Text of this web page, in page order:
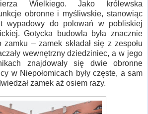
Wielkiego. Jako królewska
obronne i myśliwskie, stanowiąc
wypadowy do polowań w pobliskiej
Gotycka budowla była znacznie
– zamek składał się z zespołu
wewnętrzny dziedziniec, a w jego
znajdowały się dwie obronne
w Niepołomicach były częste, a sam
zamek aż osiem razy.